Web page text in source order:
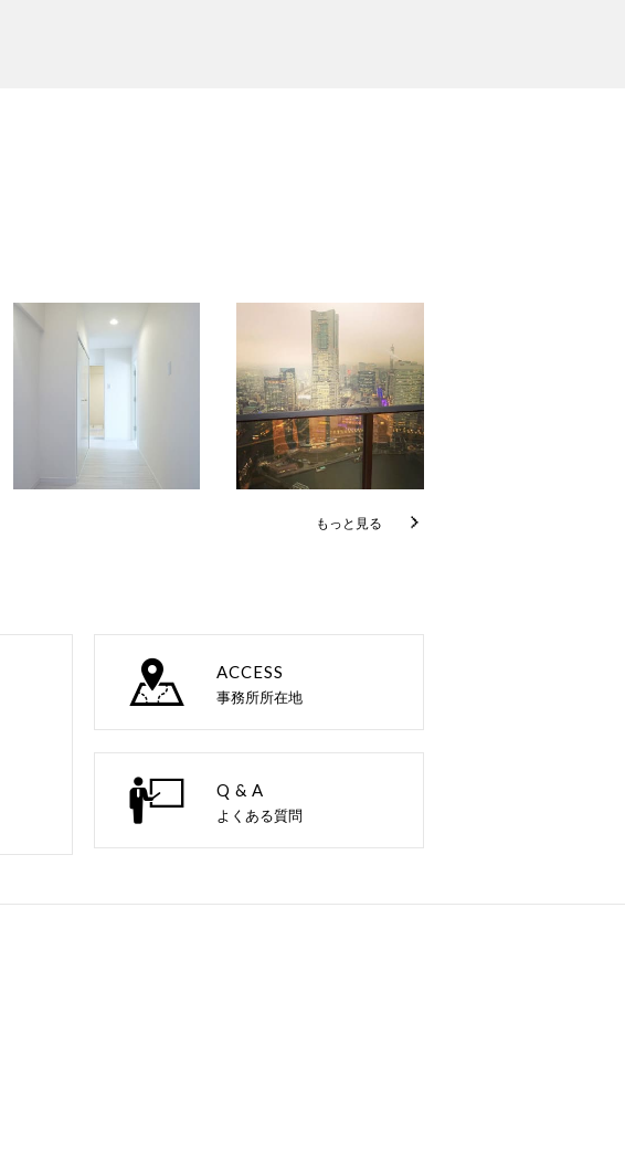
もっと見る
ACCESS
事務所所在地
Q & A
よくある質問